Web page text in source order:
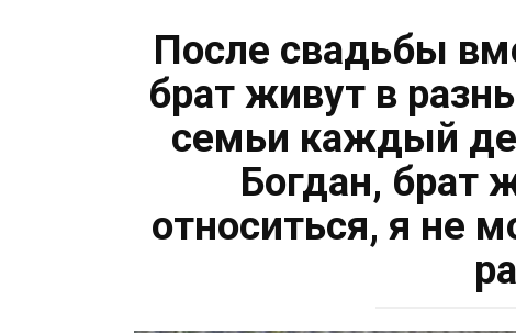
После свадьбы
брат живут в
семьи каждый
Богдан, брат
относиться, я не